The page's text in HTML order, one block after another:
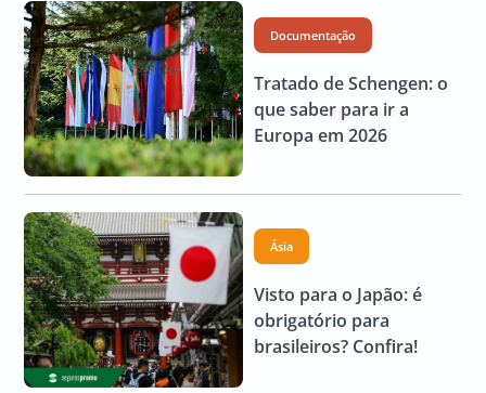
Documentação
Tratado de Schengen: o
que saber para ir a
Europa em 2026
Ásia
Visto para o Japão: é
obrigatório para
brasileiros? Confira!